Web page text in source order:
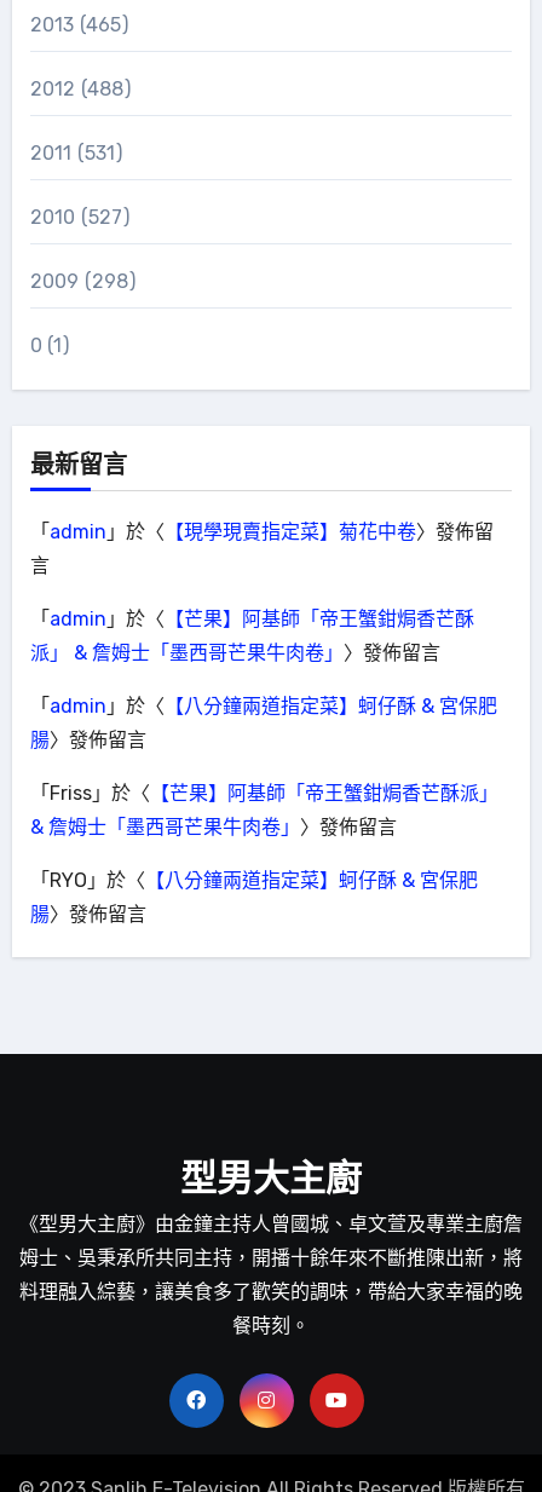
2013 (465)
2012 (488)
2011 (531)
2010 (527)
2009 (298)
0 (1)
最新留言
「admin 」於〈 【現學現賣指定菜】菊花中卷〉發佈留
言
「admin 」於〈 【芒果】阿基師「帝王蟹鉗焗香芒酥
派」 & 詹姆士「墨西哥芒果牛肉卷」 〉發佈留言
「admin 」於〈 【八分鐘兩道指定菜】蚵仔酥 & 宮保肥
腸〉發佈留言
「Friss」於〈 【芒果】阿基師「帝王蟹鉗焗香芒酥派」
& 詹姆士「墨西哥芒果牛肉卷」 〉發佈留言
「RYO 」於〈 【八分鐘兩道指定菜】蚵仔酥 & 宮保肥
腸〉發佈留言
型男大主廚
《型男大主廚》由金鐘主持人曾國城、卓文萱及專業主廚詹
姆士、吳秉承所共同主持，開播十餘年來不斷推陳出新，將
料理融入綜藝，讓美食多了歡笑的調味，帶給大家幸福的晚
餐時刻。